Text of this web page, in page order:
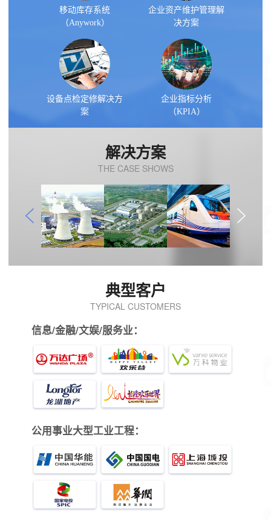
移动库存系统
（Anywork）
企业资产维护管理解
决方案
设备点检定修解决方
案
企业指标分析
（KPIA）
解决方案
THE CASE SHOWS
典型客户
TYPICAL CUSTOMERS
信息/金融/文娱/服务业：
公用事业大型工业工程：